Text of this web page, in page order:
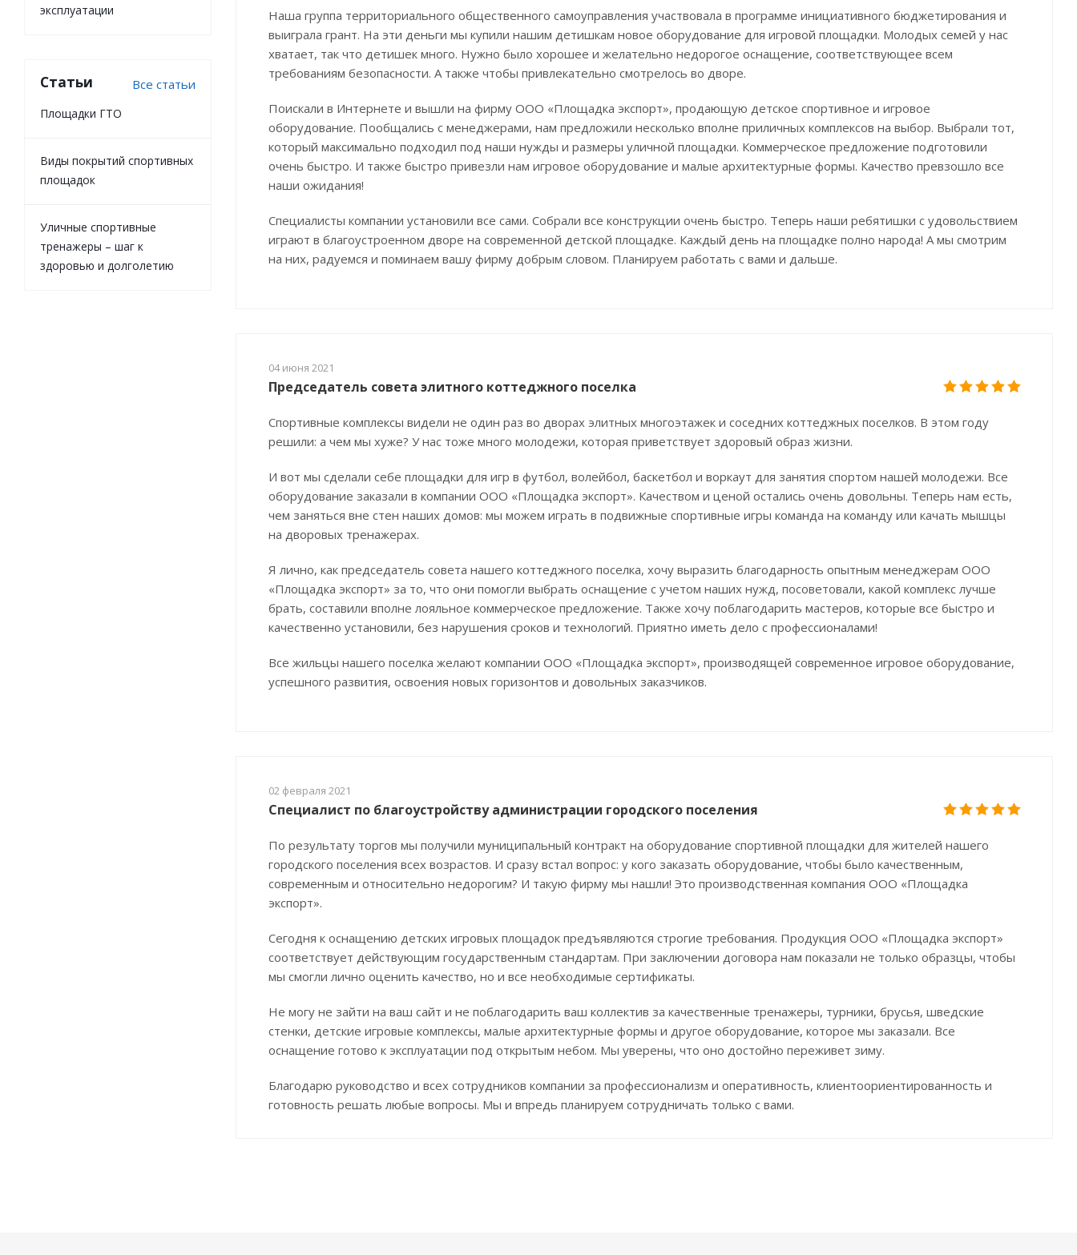
Наша группа территориального общественного самоуправления участвовала в программе инициативного бюджетирования и
выиграла грант. На эти деньги мы купили нашим детишкам новое оборудование для игровой площадки. Молодых семей у нас
хватает, так что детишек много. Нужно было хорошее и желательно недорогое оснащение, соответствующее всем
требованиям безопасности. А также чтобы привлекательно смотрелось во дворе.
Поискали в Интернете и вышли на фирму ООО «Площадка экспорт», продающую детское спортивное и игровое
оборудование. Пообщались с менеджерами, нам предложили несколько вполне приличных комплексов на выбор. Выбрали тот,
который максимально подходил под наши нужды и размеры уличной площадки. Коммерческое предложение подготовили
очень быстро. И также быстро привезли нам игровое оборудование и малые архитектурные формы. Качество превзошло все
наши ожидания!
Специалисты компании установили все сами. Собрали все конструкции очень быстро. Теперь наши ребятишки с удовольствием
играют в благоустроенном дворе на современной детской площадке. Каждый день на площадке полно народа! А мы смотрим
на них, радуемся и поминаем вашу фирму добрым словом. Планируем работать с вами и дальше.
04 июня 2021
Председатель совета элитного коттеджного поселка
Спортивные комплексы видели не один раз во дворах элитных многоэтажек и соседних коттеджных поселков. В этом году
решили: а чем мы хуже? У нас тоже много молодежи, которая приветствует здоровый образ жизни.
И вот мы сделали себе площадки для игр в футбол, волейбол, баскетбол и воркаут для занятия спортом нашей молодежи. Все
оборудование заказали в компании ООО «Площадка экспорт». Качеством и ценой остались очень довольны. Теперь нам есть,
чем заняться вне стен наших домов: мы можем играть в подвижные спортивные игры команда на команду или качать мышцы
на дворовых тренажерах.
Я лично, как председатель совета нашего коттеджного поселка, хочу выразить благодарность опытным менеджерам ООО
«Площадка экспорт» за то, что они помогли выбрать оснащение с учетом наших нужд, посоветовали, какой комплекс лучше
брать, составили вполне лояльное коммерческое предложение. Также хочу поблагодарить мастеров, которые все быстро и
качественно установили, без нарушения сроков и технологий. Приятно иметь дело с профессионалами!
Все жильцы нашего поселка желают компании ООО «Площадка экспорт», производящей современное игровое оборудование,
успешного развития, освоения новых горизонтов и довольных заказчиков.
02 февраля 2021
Специалист по благоустройству администрации городского поселения
По результату торгов мы получили муниципальный контракт на оборудование спортивной площадки для жителей нашего
городского поселения всех возрастов. И сразу встал вопрос: у кого заказать оборудование, чтобы было качественным,
современным и относительно недорогим? И такую фирму мы нашли! Это производственная компания ООО «Площадка
экспорт».
Сегодня к оснащению детских игровых площадок предъявляются строгие требования. Продукция ООО «Площадка экспорт»
соответствует действующим государственным стандартам. При заключении договора нам показали не только образцы, чтобы
мы смогли лично оценить качество, но и все необходимые сертификаты.
Не могу не зайти на ваш сайт и не поблагодарить ваш коллектив за качественные тренажеры, турники, брусья, шведские
стенки, детские игровые комплексы, малые архитектурные формы и другое оборудование, которое мы заказали. Все
оснащение готово к эксплуатации под открытым небом. Мы уверены, что оно достойно переживет зиму.
Благодарю руководство и всех сотрудников компании за профессионализм и оперативность, клиентоориентированность и
готовность решать любые вопросы. Мы и впредь планируем сотрудничать только с вами.
эксплуатации
Статьи Все статьи
Площадки ГТО
Виды покрытий спортивных
площадок
Уличные спортивные
тренажеры – шаг к
здоровью и долголетию